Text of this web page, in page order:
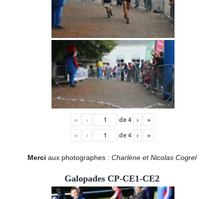
« ‹ de4 ›
»
«
‹ de4 › »
Merci aux photographes : Charlène et Nicolas Cogrel
Galopades CP-CE1-CE2